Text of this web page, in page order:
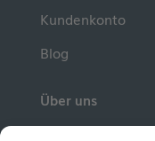
Kundenkonto
Blog
Über uns